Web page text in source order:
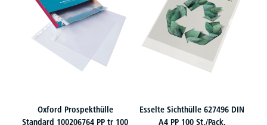
Oxford Prospekthülle
Standard 100206764 PP tr 100
Esselte Sichthülle 627496 DIN
A4 PP 100 St./Pack.